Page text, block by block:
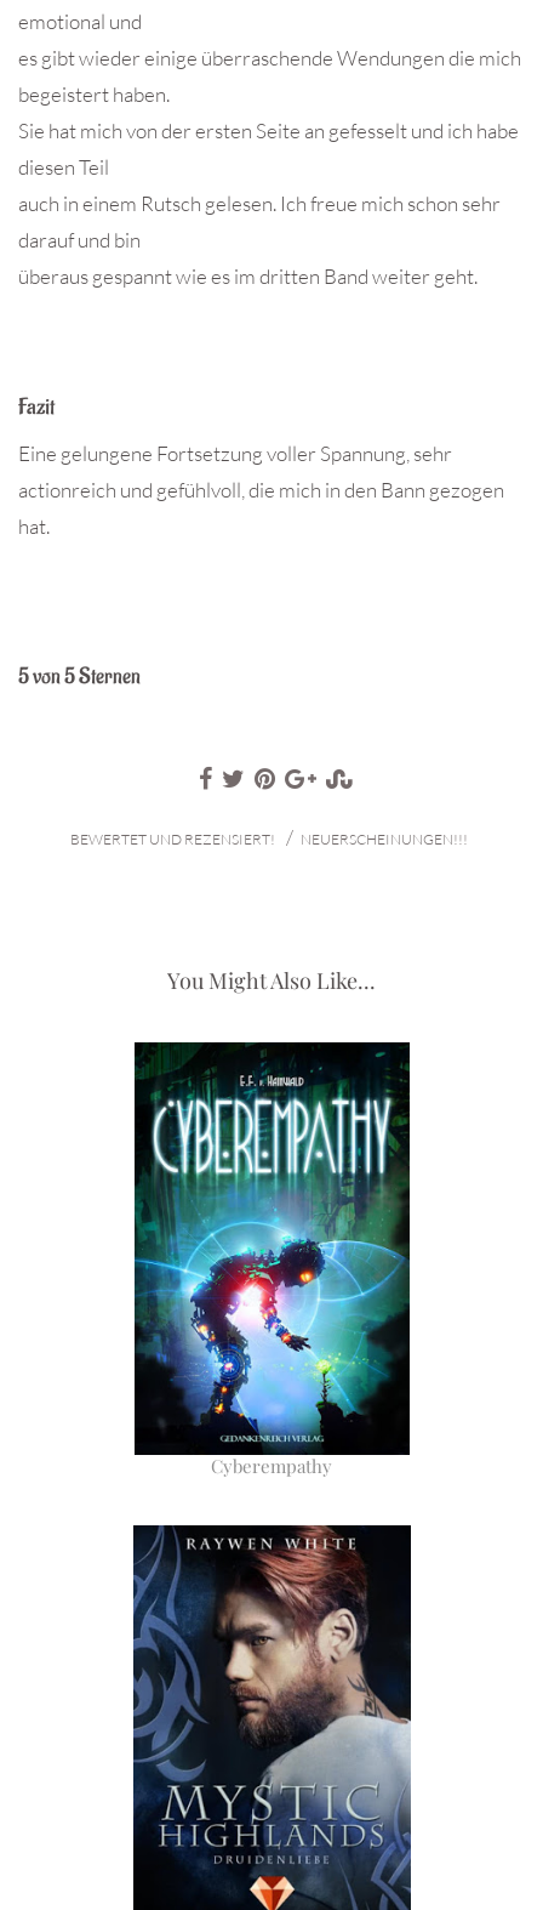
emotional und
es gibt wieder einige überraschende Wendungen die mich
begeistert haben.
Sie hat mich von der ersten Seite an gefesselt und ich habe
diesen Teil
auch in einem Rutsch gelesen. Ich freue mich schon sehr
darauf und bin
überaus gespannt wie es im dritten Band weiter geht.
Fazit
Eine gelungene Fortsetzung voller Spannung, sehr
actionreich und gefühlvoll, die mich in den Bann gezogen
hat.
5 von 5 Sternen
BEWERTET UND REZENSIERT! / NEUERSCHEINUNGEN!!!
You Might Also Like...
Cyberempathy